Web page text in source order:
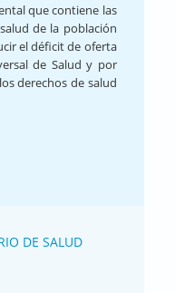
que contiene las
de la población
el déficit de oferta
de Salud y por
derechos de salud
DE SALUD